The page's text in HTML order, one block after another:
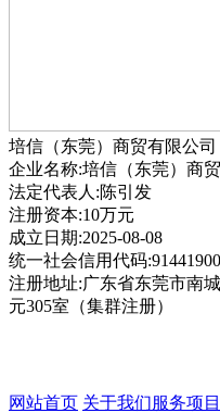
培信（东莞）商贸有限公司
企业名称:培信（东莞）商
法定代表人:陈引发
注册资本:10万元
成立日期:2025-08-08
统一社会信用代码
注册地址:广东省东莞市南
元305室（集群注册）
网站首页 关于我们服务项目